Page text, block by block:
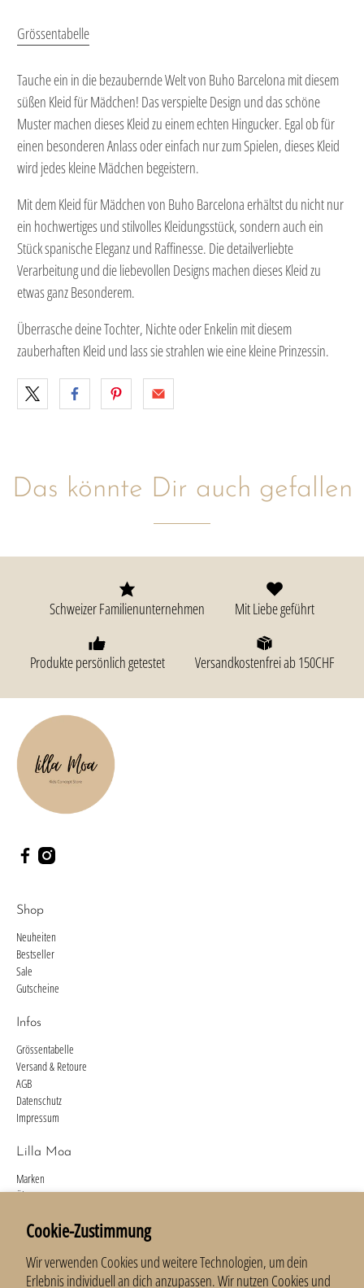
Cookie-Zustimmung
Wir verwenden Cookies und weitere Technologien, um dein
Erlebnis individuell an dich anzupassen. Wir nutzen Cookies und
Grössentabelle
Tauche ein in die bezaubernde Welt von Buho Barcelona mit diesem
süßen Kleid für Mädchen! Das verspielte Design und das schöne
Muster machen dieses Kleid zu einem echten Hingucker. Egal ob für
einen besonderen Anlass oder einfach nur zum Spielen, dieses Kleid
wird jedes kleine Mädchen begeistern.
Mit dem Kleid für Mädchen von Buho Barcelona erhältst du nicht nur
ein hochwertiges und stilvolles Kleidungsstück, sondern auch ein
Stück spanische Eleganz und Raffinesse. Die detailverliebte
Verarbeitung und die liebevollen Designs machen dieses Kleid zu
etwas ganz Besonderem.
Überrasche deine Tochter, Nichte oder Enkelin mit diesem
zauberhaften Kleid und lass sie strahlen wie eine kleine Prinzessin.
Das könnte Dir auch gefallen
Schweizer Familienunternehmen Mit Liebe geführt
Produkte persönlich getestet Versandkostenfrei ab 150CHF
Shop
Neuheiten
Bestseller
Sale
Gutscheine
Infos
Grössentabelle
Versand & Retoure
AGB
Datenschutz
Impressum
Lilla Moa
Marken
Über uns
Anmelden und 10 % erhalten.